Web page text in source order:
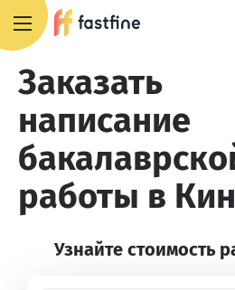
Заказать
написание
работы в
Узнайте стоимость